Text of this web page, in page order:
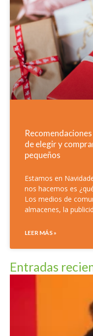
de elegir y
pequeños
Estamos en
nos hacemos es
Los medios de
almacenes, la
LEER MÁS »
Entradas